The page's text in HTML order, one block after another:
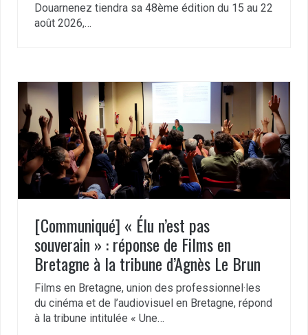
Douarnenez tiendra sa 48ème édition du 15 au 22
août 2026,…
[Communiqué] « Élu n’est pas
souverain » : réponse de Films en
Bretagne à la tribune d’Agnès Le Brun
Films en Bretagne, union des professionnel·les
du cinéma et de l’audiovisuel en Bretagne, répond
à la tribune intitulée « Une…